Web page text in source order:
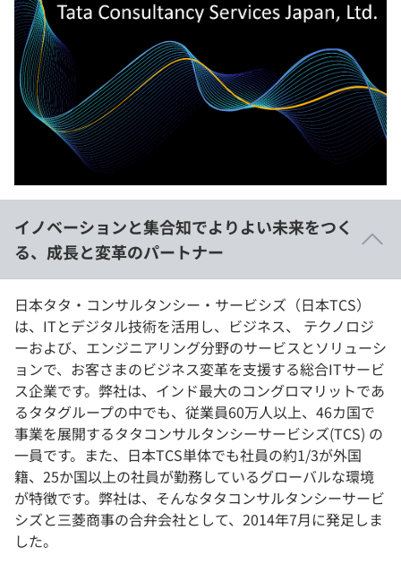
新卒エージェント
イベント・セミナー
インタビュー
就活成功ガイド
4択課題
ナレッジ
リファレンス
法人向けプラン
学校向けプラン
契約内容・クーポン
SQL
評価結果一覧
再チャレンジ結果一覧
メディア
Tech Team Journal
paiza times
paizaとは？
イノベーションと集合知でよりよい未来をつく
る、成長と変革のパートナー
日本タタ・コンサルタンシー・サービシズ（日本TCS）
は、ITとデジタル技術を活用し、ビジネス、 テクノロジ
ーおよび、エンジニアリング分野のサービスとソリューシ
ョンで、お客さまのビジネス変革を支援する総合ITサービ
ス企業です。弊社は、インド最大のコングロマリットであ
るタタグループの中でも、従業員60万人以上、46カ国で
事業を展開するタタコンサルタンシーサービシズ(TCS) の
一員です。また、日本TCS単体でも社員の約1/3が外国
籍、25か国以上の社員が勤務しているグローバルな環境
が特徴です。弊社は、そんなタタコンサルタンシーサービ
シズと三菱商事の合弁会社として、2014年7月に発足しま
した。